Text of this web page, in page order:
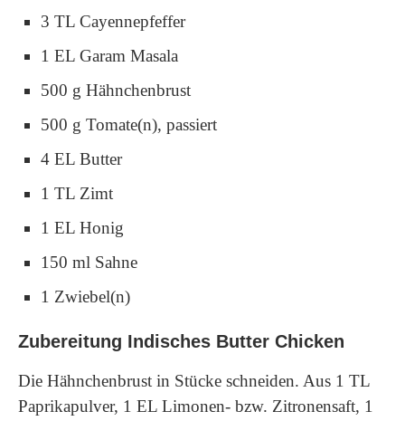
3 TL Cayennepfeffer
1 EL Garam Masala
500 g Hähnchenbrust
500 g Tomate(n), passiert
4 EL Butter
1 TL Zimt
1 EL Honig
150 ml Sahne
1 Zwiebel(n)
Zubereitung Indisches Butter Chicken
Die Hähnchenbrust in Stücke schneiden. Aus 1 TL
Paprikapulver, 1 EL Limonen- bzw. Zitronensaft, 1